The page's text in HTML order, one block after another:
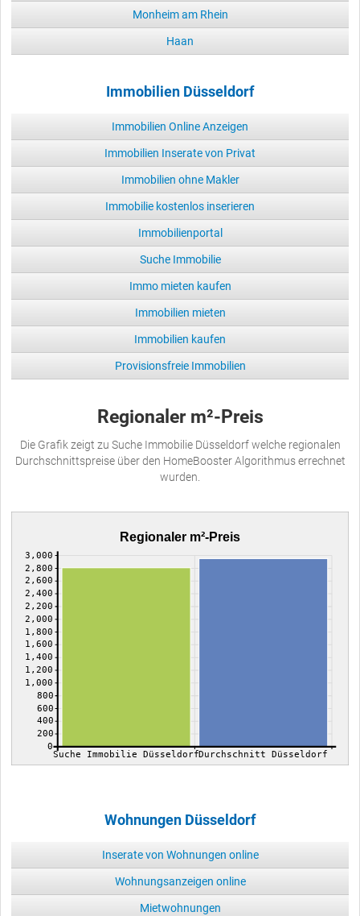
Monheim am Rhein
Haan
Immobilien Düsseldorf
Immobilien Online Anzeigen
Immobilien Inserate von Privat
Immobilien ohne Makler
Immobilie kostenlos inserieren
Immobilienportal
Suche Immobilie
Immo mieten kaufen
Immobilien mieten
Immobilien kaufen
Provisionsfreie Immobilien
Regionaler m²-Preis
Die Grafik zeigt zu Suche Immobilie Düsseldorf welche regionalen
Durchschnittspreise über den HomeBooster Algorithmus errechnet
wurden.
Regionaler m²-Preis
0
200
400
600
800
1,000
1,200
1,400
1,600
1,800
2,000
2,200
2,400
2,600
2,800
3,000
Suche Immobilie DüsseldorfDurchschnitt Düsseldorf
Wohnungen Düsseldorf
Inserate von Wohnungen online
Wohnungsanzeigen online
Mietwohnungen